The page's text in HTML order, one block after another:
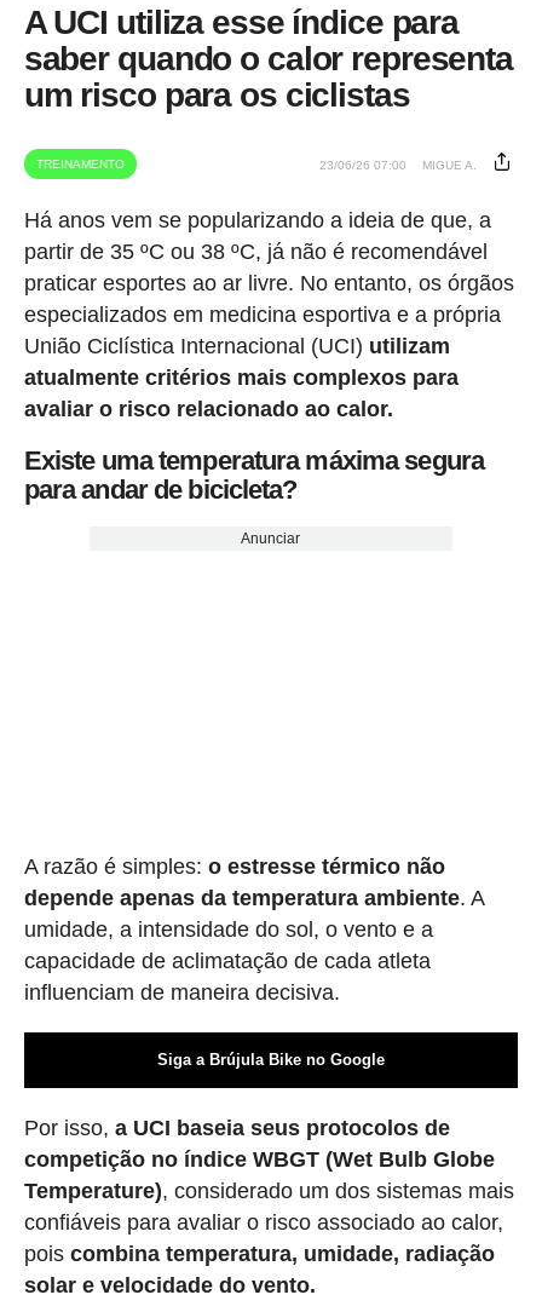
A UCI utiliza esse índice para
saber quando o calor representa
um risco para os ciclistas
TREINAMENTO 23/06/26 07:00 MIGUE A.
Há anos vem se popularizando a ideia de que, a
partir de 35 ºC ou 38 ºC, já não é recomendável
praticar esportes ao ar livre. No entanto, os órgãos
especializados em medicina esportiva e a própria
União Ciclística Internacional (UCI) utilizam
atualmente critérios mais complexos para
avaliar o risco relacionado ao calor.
Existe uma temperatura máxima segura
para andar de bicicleta?
Anunciar
A razão é simples: o estresse térmico não
depende apenas da temperatura ambiente. A
umidade, a intensidade do sol, o vento e a
capacidade de aclimatação de cada atleta
influenciam de maneira decisiva.
Siga a Brújula Bike no Google
Por isso, a UCI baseia seus protocolos de
competição no índice WBGT (Wet Bulb Globe
Temperature), considerado um dos sistemas mais
confiáveis para avaliar o risco associado ao calor,
pois combina temperatura, umidade, radiação
solar e velocidade do vento.